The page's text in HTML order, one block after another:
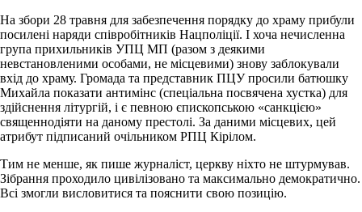
На збори 28 травня для забезпечення порядку до храму прибули
посилені наряди співробітників Нацполіції. І хоча нечисленна
група прихильників УПЦ МП (разом з деякими
невстановленими особами, не місцевими) знову заблокували
вхід до храму. Громада та представник ПЦУ просили батюшку
Михайла показати антимінс (спеціальна посвячена хустка) для
здійснення літургій, і є певною єпископською «санкцією»
священнодіяти на даному престолі. За даними місцевих, цей
атрибут підписаний очільником РПЦ Кірілом.
Тим не менше, як пише журналіст, церкву ніхто не штурмував.
Зібрання проходило цивілізовано та максимально демократично.
Всі змогли висловитися та пояснити свою позицію.